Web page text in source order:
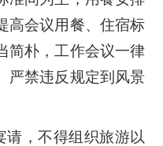
高会议用餐、住宿标
简朴，工作会议一律
严禁违反规定到风景
请，不得组织旅游以